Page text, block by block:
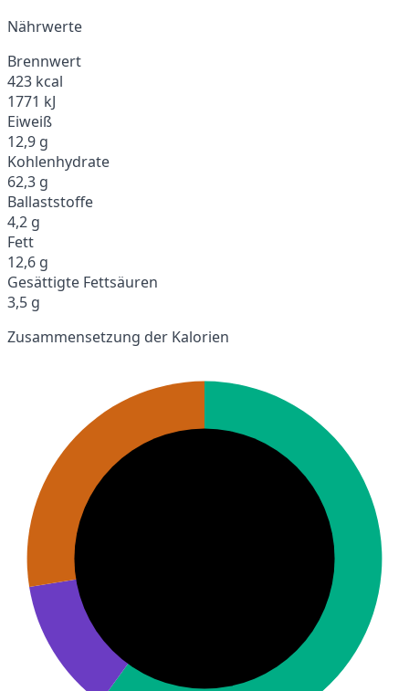
Nährwerte
Brennwert
423 kcal
1771 kJ
Eiweiß
12,9 g
Kohlenhydrate
62,3 g
Ballaststoffe
4,2 g
Fett
12,6 g
Gesättigte Fettsäuren
3,5 g
Zusammensetzung der Kalorien